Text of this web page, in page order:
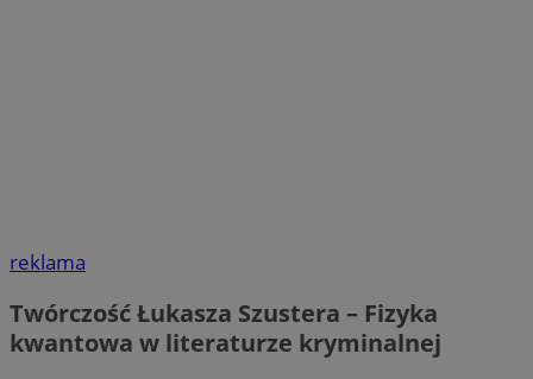
reklama
Twórczość Łukasza Szustera – Fizyka
kwantowa w literaturze kryminalnej